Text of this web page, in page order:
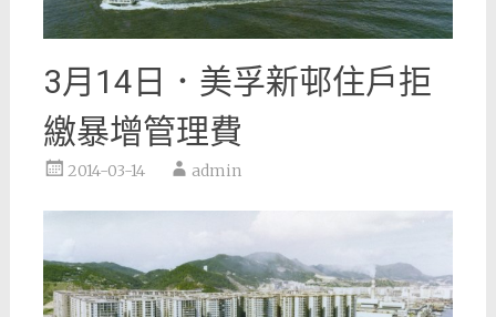
3月14日．美孚新邨住戶拒
繳暴增管理費
2014-03-14 admin